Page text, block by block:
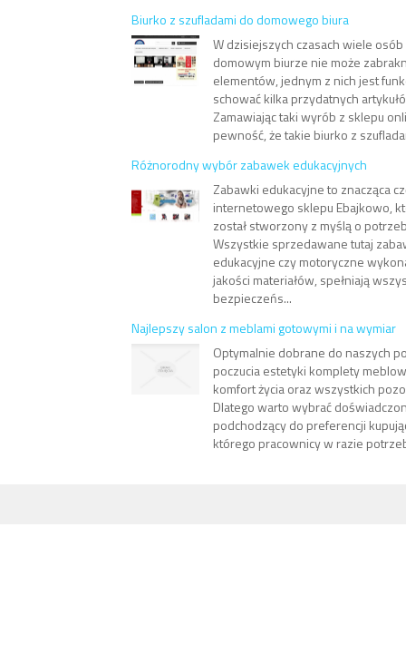
Biurko z szufladami do domowego biura
W dzisiejszych czasach wiele
domowym biurze nie może
elementów, jednym z nich jest
schować kilka przydatnych
Zamawiając taki wyrób z sklepu
pewność, że takie biurko z
Różnorodny wybór zabawek edukacyjnych
Zabawki edukacyjne to znacząca
internetowego sklepu Ebajkowo,
został stworzony z myślą o
Wszystkie sprzedawane tutaj
edukacyjne czy motoryczne
jakości materiałów, spełniają
bezpieczeńs...
Najlepszy salon z meblami gotowymi i na wymiar
Optymalnie dobrane do naszych
poczucia estetyki komplety
komfort życia oraz wszystkich
Dlatego warto wybrać
podchodzący do preferencji
którego pracownicy w razie